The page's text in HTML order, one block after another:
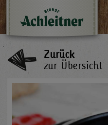
Zurück
zur Übersicht